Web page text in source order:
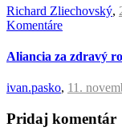
Richard Zliechovský,
Komentáre
Aliancia za zdravý
ivan.pasko, 11.
Pridaj komentár